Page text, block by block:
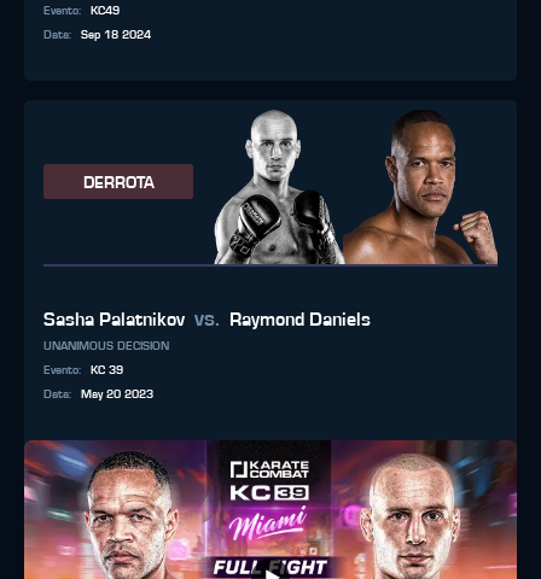
Evento:
KC49
Data: Sep 18 2024
DERROTA
Sasha Palatnikov vs. Raymond Daniels
UNANIMOUS DECISION
Evento:
KC 39
Data: May 20 2023